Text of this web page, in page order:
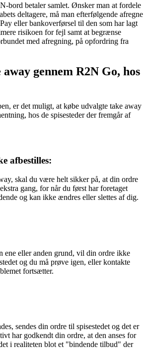
bord betaler samlet. Ønsker man at fordele
deltagere, må man efterfølgende afregne
eller bankoverførsel til den som har lagt
risikoen for fejl samt at begrænse
med afregning, på opfordring fra
gennem R2N Go, hos
er det muligt, at købe udvalgte take away
hos de spisesteder der fremgår af
afbestilles:
skal du være helt sikker på, at din ordre
gang, for når du først har foretaget
og kan ikke ændres eller slettes af dig.
ene eller anden grund, vil din ordre ikke
og du må prøve igen, eller kontakte
fortsætter.
sendes din ordre til spisestedet og det er
har godkendt din ordre, at den anses for
i realiteten blot et "bindende tilbud" der